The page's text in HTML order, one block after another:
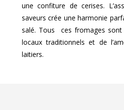
une confiture de cerises.
saveurs crée une harmonie
salé. Tous ces fromages
locaux traditionnels et de
laitiers.